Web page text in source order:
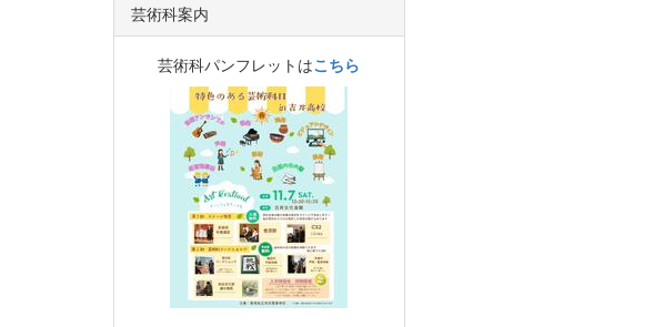
芸術科案内
芸術科パンフレットはこちら